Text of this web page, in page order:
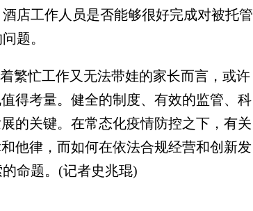
店工作人员是否能够很好完成对被托管
题。
忙工作又无法带娃的家长而言，或许
得考量。健全的制度、有效的监管、科
的关键。在常态化疫情防控之下，有关
他律，而如何在依法合规经营和创新发
命题。(记者史兆琨)